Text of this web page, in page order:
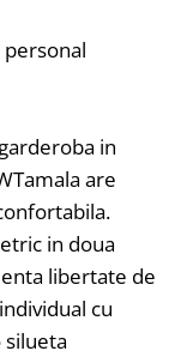
in
are
in doua
libertate de
cu